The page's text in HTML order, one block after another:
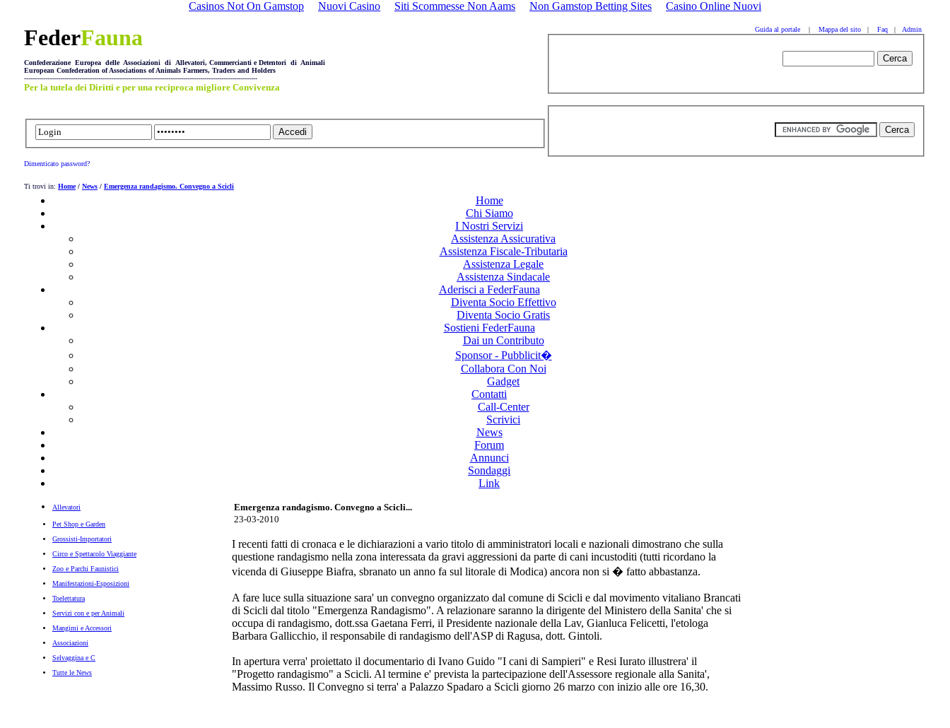
Casinos Not On Gamstop Nuovi Casino Siti Scommesse Non Aams Non Gamstop Betting Sites Casino Online Nuovi
FederFauna
Confederazione Europea delle Associazioni di Allevatori, Commercianti e Detentori di Animali
European Confederation of Associations of Animals Farmers, Traders and Holders
--------------------------------------------------------------------------------------------------------------
Per la tutela dei Diritti e per una reciproca migliore Convivenza
Guida al portale | Mappa del sito | Faq | Admin
Dimenticato password?
Ti trovi in: Home/ News / Emergenza randagismo. Convegno a Scicli
Home
Chi Siamo
I Nostri Servizi
Assistenza Assicurativa
Assistenza Fiscale-Tributaria
Assistenza Legale
Assistenza Sindacale
Aderisci a FederFauna
Diventa Socio Effettivo
Diventa Socio Gratis
Sostieni FederFauna
Dai un Contributo
Sponsor - Pubblicit�
Collabora Con Noi
Gadget
Contatti
Call-Center
Scrivici
News
Forum
Annunci
Sondaggi
Link
Allevatori
Pet Shop e Garden
Grossisti-Importatori
Circo e Spettacolo Viaggiante
Zoo e Parchi Faunistici
Manifestazioni-Esposizioni
Toelettatura
Servizi con e per Animali
Mangimi e Accessori
Associazioni
Selvaggina e C
Tutte le News
Emergenza randagismo. Convegno a Scicli...
23-03-2010
I recenti fatti di cronaca e le dichiarazioni a vario titolo di amministratori locali e nazionali dimostrano che sulla
questione randagismo nella zona interessata da gravi aggressioni da parte di cani incustoditi (tutti ricordano la
vicenda di Giuseppe Biafra, sbranato un anno fa sul litorale di Modica) ancora non si � fatto abbastanza.
A fare luce sulla situazione sara' un convegno organizzato dal comune di Scicli e dal movimento vitaliano Brancati
di Scicli dal titolo "Emergenza Randagismo". A relazionare saranno la dirigente del Ministero della Sanita' che si
occupa di randagismo, dott.ssa Gaetana Ferri, il Presidente nazionale della Lav, Gianluca Felicetti, l'etologa
Barbara Gallicchio, il responsabile di randagismo dell'ASP di Ragusa, dott. Gintoli.
In apertura verra' proiettato il documentario di Ivano Guido "I cani di Sampieri" e Resi Iurato illustrera' il
"Progetto randagismo" a Scicli. Al termine e' prevista la partecipazione dell'Assessore regionale alla Sanita',
Massimo Russo. Il Convegno si terra' a Palazzo Spadaro a Scicli giorno 26 marzo con inizio alle ore 16,30.